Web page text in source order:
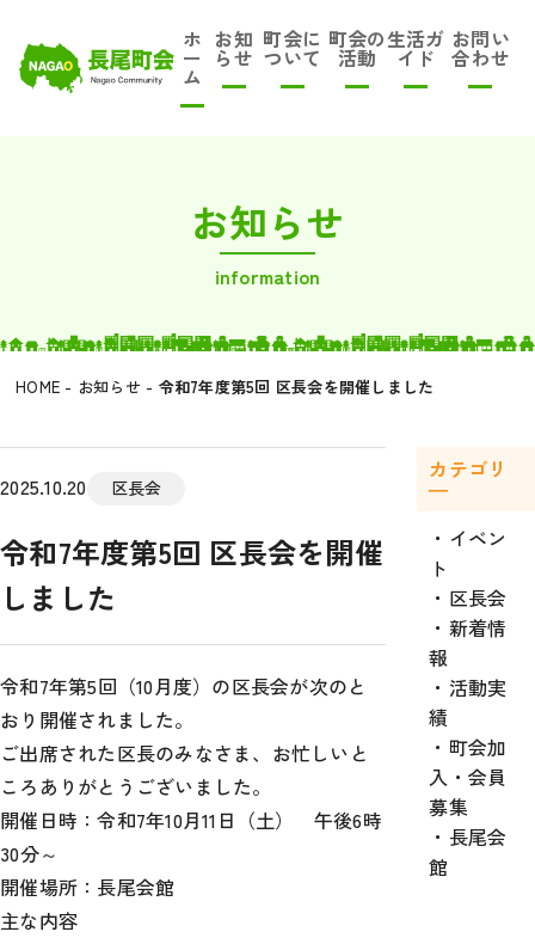
ホ
ー
ム
お知
らせ
町会に
ついて
町会の
活動
生活ガ
イド
お問い
合わせ
お知らせ
information
HOME - お知らせ - 令和7年度第5回 区長会を開催しました
2025.10.20 区長会
令和7年度第5回 区長会を開催
しました
令和7年第5回（10月度）の区長会が次のと
おり開催されました。
ご出席された区長のみなさま、お忙しいと
ころありがとうございました。
開催日時：令和7年10月11日（土） 午後6時
30分～
開催場所：長尾会館
主な内容
カテゴリ
―
イベン
ト
区長会
新着情
報
活動実
績
町会加
入・会員
募集
長尾会
館